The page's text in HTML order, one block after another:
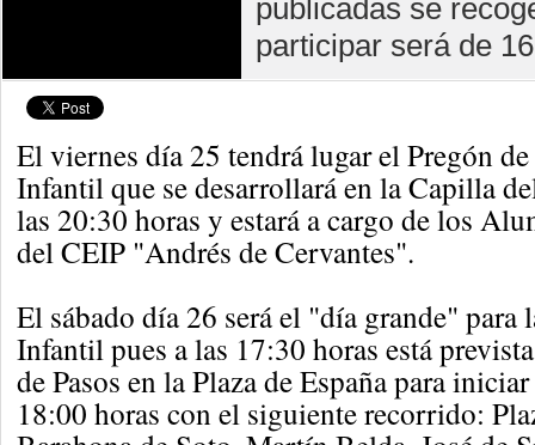
publicadas se
participar será de
El viernes día 25 tendrá lugar el Pregón de
Infantil que se desarrollará en la Capilla
las 20:30 horas y estará a cargo de los
del CEIP "Andrés de Cervantes".
El sábado día 26 será el "día grande" para
Infantil pues a las 17:30 horas está
de Pasos en la Plaza de España para
18:00 horas con el siguiente recorrido: